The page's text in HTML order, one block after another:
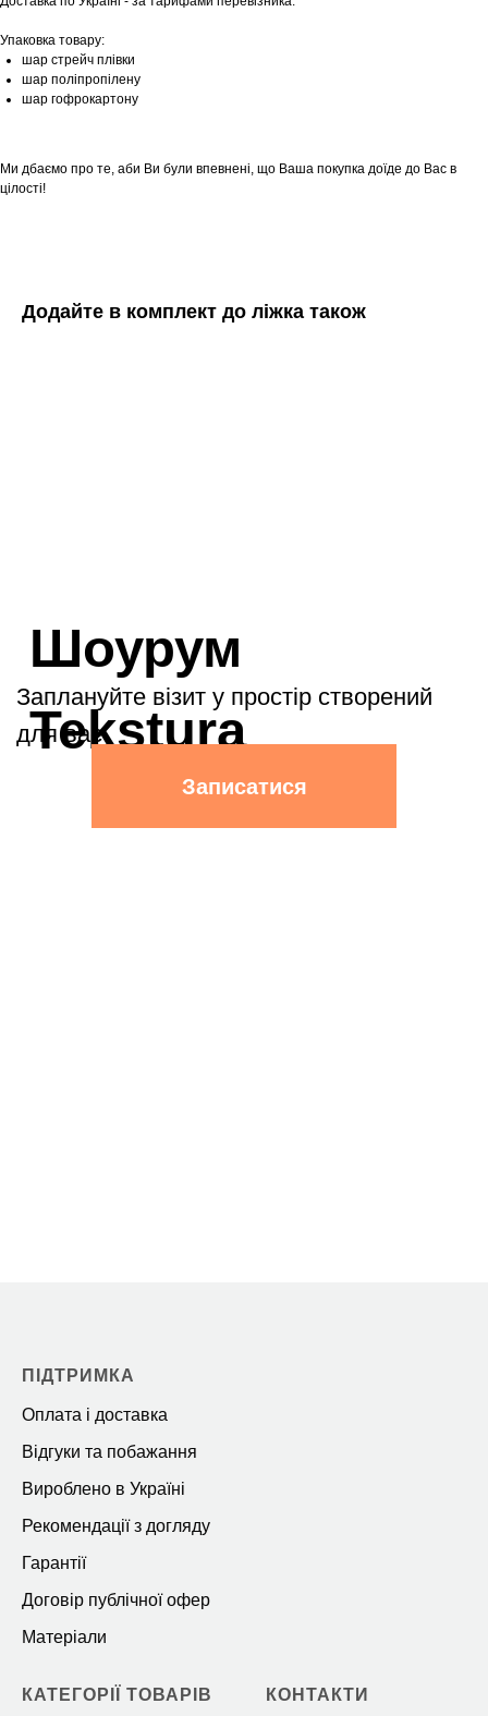
Упаковка товару:
шар стрейч плівки
шар поліпропілену
шар гофрокартону
Ми дбаємо про те, аби Ви були впевнені, що Ваша покупка доїде до Вас в
цілості!
Додайте в комплект до ліжка також
ПІДТРИМКА
Оплата і доставка
Відгуки та побажання
Вироблено в Україні
Рекомендації з догляду
Гарантії
Договір публічної офер
Матеріали
КАТЕГОРІЇ ТОВАРІВ КОНТАКТИ